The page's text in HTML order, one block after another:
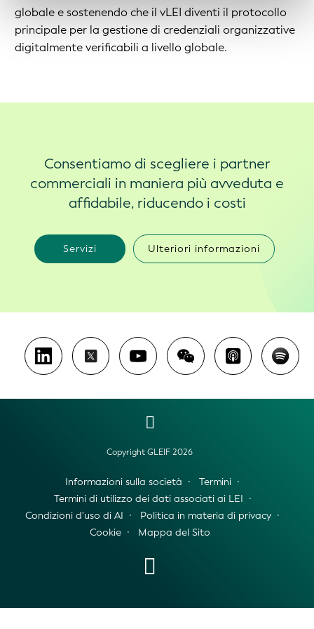
globale e sostenendo che il vLEI diventi il protocollo
principale per la gestione di credenziali organizzative
digitalmente verificabili a livello globale.
Consentiamo di scegliere i partner
commerciali in maniera più avveduta e
affidabile, riducendo i costi
Servizi Ulteriori informazioni
Copyright GLEIF 2026
Informazioni sulla società
Termini
Termini di utilizzo dei dati associati ai LEI
Condizioni d'uso di AI
Politica in materia di privacy
Cookie
Mappa del Sito